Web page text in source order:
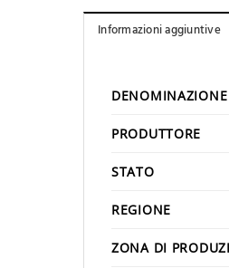
Informazioni aggiuntive
DENOMINAZIONE
PRODUTTORE
STATO
REGIONE
ZONA DI